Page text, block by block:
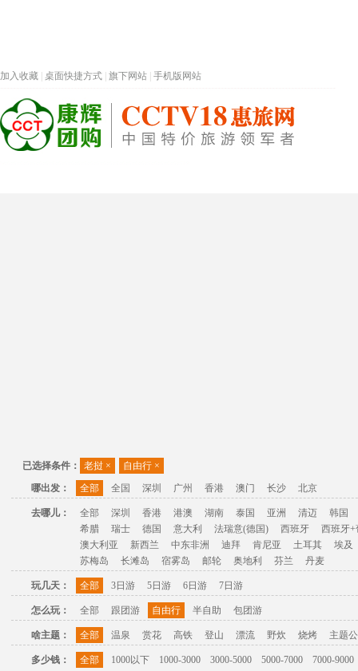
加入收藏 桌面快捷方式 旗下网站 手机版网站
已选择条件： 老挝 × 自由行 ×
哪出发：
全部 全国 深圳 广州 香港 澳门 长沙 北京
去哪儿： 全部 深圳 香港 港澳 湖南 泰国 亚洲 清迈
韩国
希腊
瑞士 德国 意大利 法瑞意(德国) 西班牙
西班牙+
澳大利亚
新西兰 中东非洲 迪拜 肯尼亚 土耳其
埃及
苏梅岛
长滩岛 宿雾岛 邮轮 奥地利 芬兰 丹麦
玩几天： 全部 3日游 5日游 6日游 7日游
怎么玩： 全部 跟团游 自由行 半自助 包团游
啥主题： 全部 温泉 赏花 高铁 登山 漂流 野炊 烧烤 主题
多少钱： 全部 1000以下 1000-3000 3000-5000 5000-7000
7000-9000